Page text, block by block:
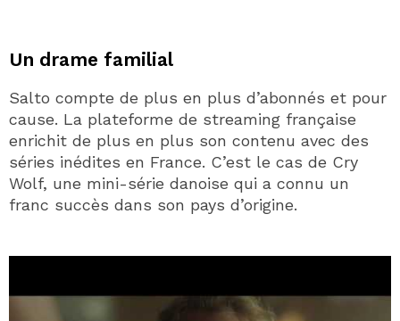
Un drame familial
Salto compte de plus en plus d’abonnés et pour
cause. La plateforme de streaming française
enrichit de plus en plus son contenu avec des
séries inédites en France. C’est le cas de Cry
Wolf, une mini-série danoise qui a connu un
franc succès dans son pays d’origine.